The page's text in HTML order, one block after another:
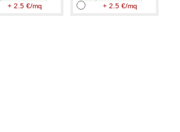
+ 2.5 €/mq + 2.5 €/mq